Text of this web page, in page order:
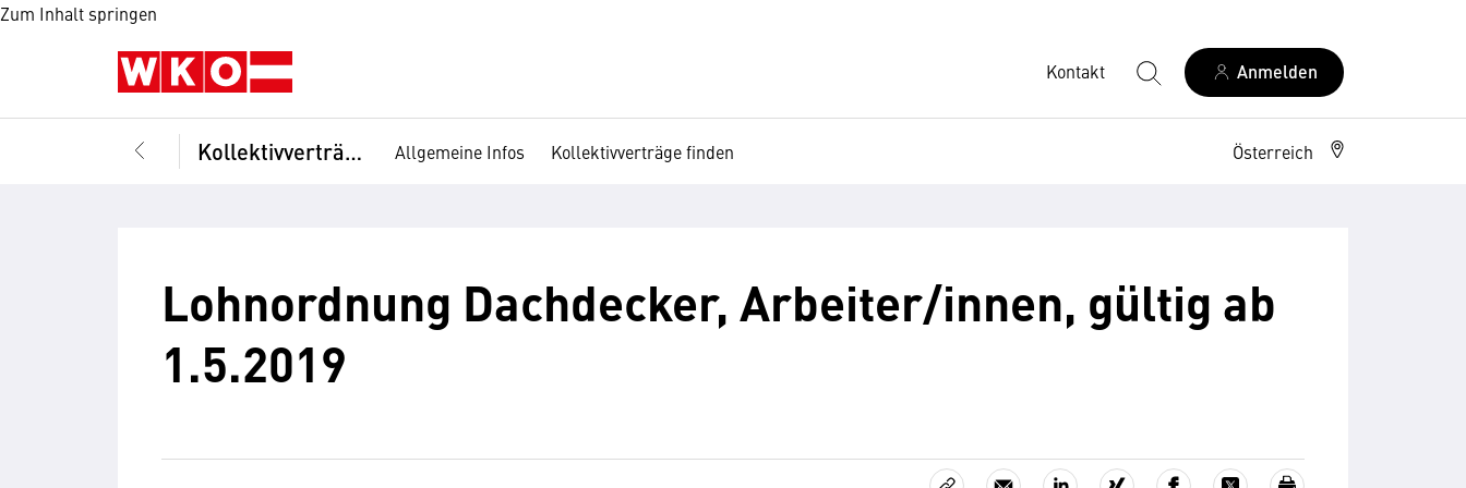
Zum Inhalt springen
Kontakt Anmelden
Kollektivverträge Allgemeine Infos Kollektivverträge finden Österreich
Lohnordnung Dachdecker, Arbeiter/innen, gültig ab
1.5.2019